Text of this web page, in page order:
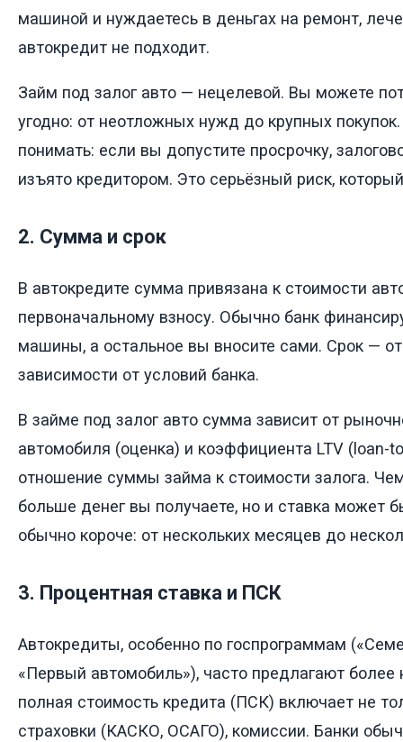
машиной и нуждаетесь в деньгах на ремонт,
автокредит не подходит.
Займ под залог авто — нецелевой. Вы можете
угодно: от неотложных нужд до крупных
понимать: если вы допустите просрочку,
изъято кредитором. Это серьёзный риск,
2. Сумма и срок
В автокредите сумма привязана к стоимости
первоначальному взносу. Обычно банк
машины, а остальное вы вносите сами. Срок — от
зависимости от условий банка.
В займе под залог авто сумма зависит от
автомобиля (оценка) и коэффициента LTV (loan-
отношение суммы займа к стоимости залога.
больше денег вы получаете, но и ставка может
обычно короче: от нескольких месяцев до
3. Процентная ставка и ПСК
Автокредиты, особенно по госпрограммам
«Первый автомобиль»), часто предлагают более
полная стоимость кредита (ПСК) включает не
страховки (КАСКО, ОСАГО), комиссии. Банки